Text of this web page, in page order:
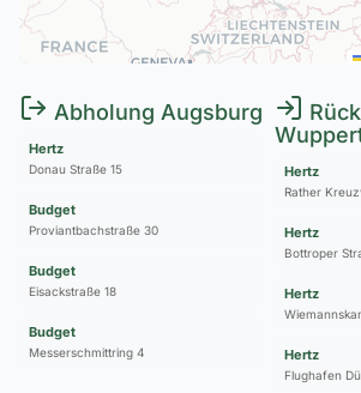
Abholung Augsburg
Hertz
Donau Straße 15
Budget
Proviantbachstraße 30
Budget
Eisackstraße 18
Budget
Messerschmittring 4
Hertz
Rather
Hertz
Bottroper
Hertz
Hertz
Flughafen